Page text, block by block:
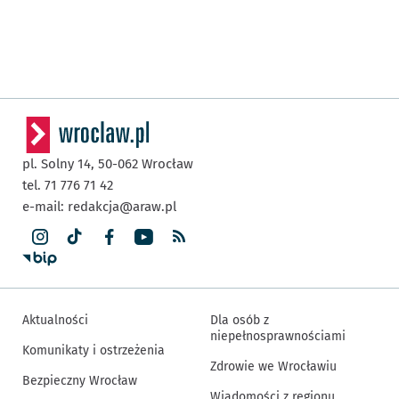
pl. Solny 14, 50-062 Wrocław
tel. 71 776 71 42
e-mail: redakcja@araw.pl
Aktualności
Komunikaty i ostrzeżenia
Bezpieczny Wrocław
Dla osób z
niepełnosprawnościami
Zdrowie we Wrocławiu